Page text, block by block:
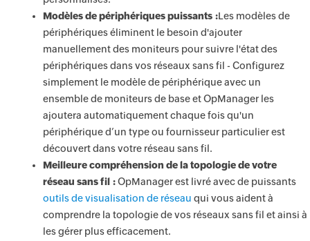
Modèles de périphériques puissants :Les modèles de
périphériques éliminent le besoin d'ajouter
manuellement des moniteurs pour suivre l'état des
périphériques dans vos réseaux sans fil - Configurez
simplement le modèle de périphérique avec un
ensemble de moniteurs de base et OpManager les
ajoutera automatiquement chaque fois qu'un
périphérique d’un type ou fournisseur particulier est
découvert dans votre réseau sans fil.
Meilleure compréhension de la topologie de votre
réseau sans fil :OpManager est livré avec de puissants
outils de visualisation de réseau qui vous aident à
comprendre la topologie de vos réseaux sans fil et ainsi à
les gérer plus efficacement.